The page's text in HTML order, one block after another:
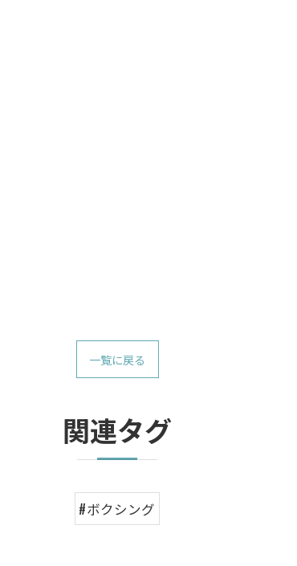
一覧に戻る
関連タグ
#ボクシング